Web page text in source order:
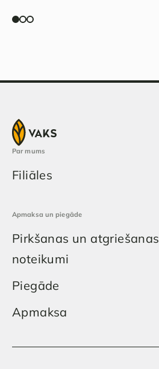
Par mums
Filiāles
Apmaksa un piegāde
Pirkšanas un atgriešanas
noteikumi
Piegāde
Apmaksa